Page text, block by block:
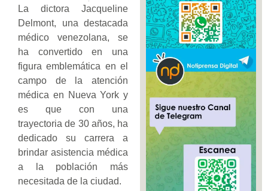
La dictora Jacqueline
Delmont, una destacada
médico venezolana, se
ha convertido en una
figura emblemática en el
campo de la atención
médica en Nueva York y
es que con una
trayectoria de 30 años, ha
dedicado su carrera a
brindar asistencia médica
a la población más
necesitada de la ciudad.